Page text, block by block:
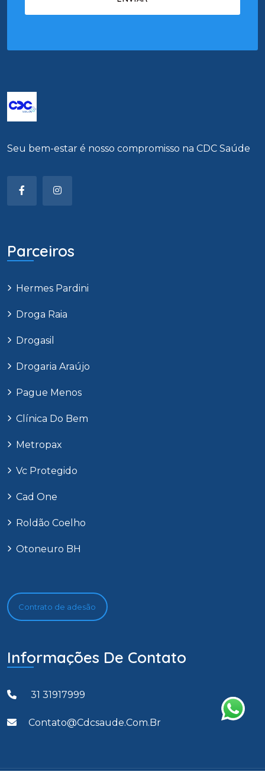
Seu bem-estar é nosso compromisso na CDC Saúde
Parceiros
Hermes Pardini
Droga Raia
Drogasil
Drogaria Araújo
Pague Menos
Clínica Do Bem
Metropax
Vc Protegido
Cad One
Roldão Coelho
Otoneuro BH
Contrato de adesão
Informações De Contato
31 31917999
Contato@cdcsaude.com.br